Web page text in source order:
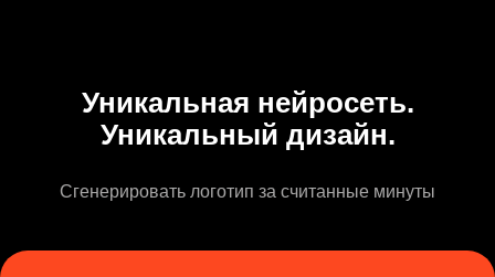
Уникальная нейросеть.
Уникальный дизайн.
Сгенерировать логотип за считанные минуты